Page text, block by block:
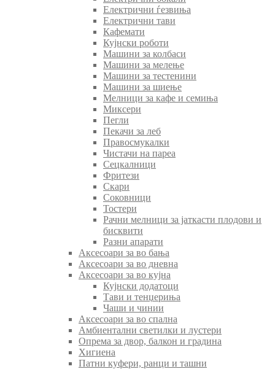
Електрични ѓезвиња
Електрични тави
Кафемати
Кујнски роботи
Машини за колбаси
Машини за мелење
Машини за тестенини
Машини за шиење
Мелници за кафе и семиња
Миксери
Пегли
Пекачи за леб
Правосмукалки
Чистачи на пареа
Сецкалници
Фритези
Скари
Соковници
Тостери
Рачни мелници за јаткасти плодови и
бисквити
Разни апарати
Аксесоари за во бања
Аксесоари за во дневна
Аксесоари за во кујна
Кујнски додатоци
Тави и тенџериња
Чаши и чинии
Аксесоари за во спална
Амбиентални светилки и лустери
Опрема за двор, балкон и градина
Хигиена
Патни куфери, ранци и ташни